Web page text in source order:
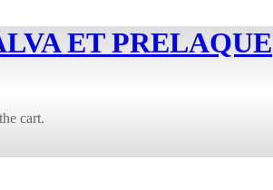
ET PRELAQUE
cart.